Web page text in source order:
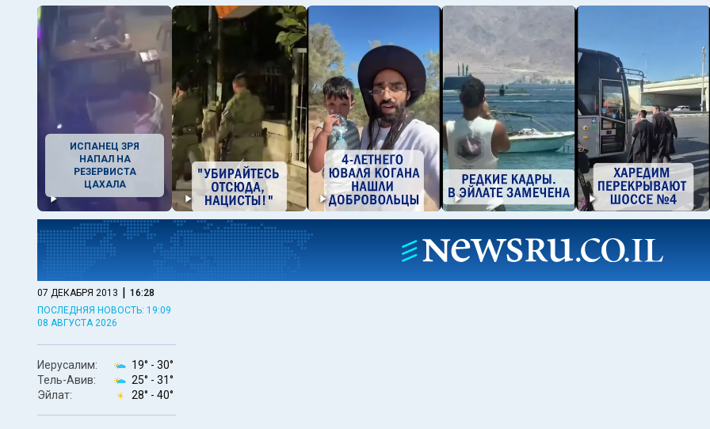
ИСПАНЕЦ ЗРЯ
НАПАЛ НА
РЕЗЕРВИСТА
ЦАХАЛА
07 ДЕКАБРЯ 2013 | 16:28
ПОСЛЕДНЯЯ НОВОСТЬ: 19:09
08 АВГУСТА 2026
Иерусалим: 19° - 30°
Тель-Авив:
25° - 31°
Эйлат:
28° - 40°